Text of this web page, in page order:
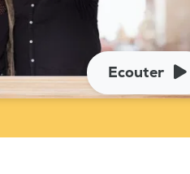
Ecouter